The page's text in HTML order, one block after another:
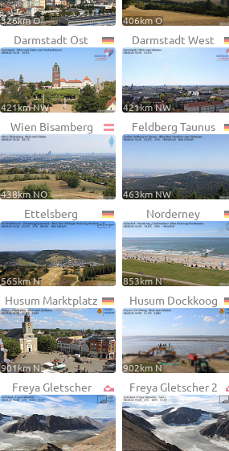
326km O 406km O
Darmstadt Ost
421km NW
Darmstadt West
421km NW
Wien Bisamberg
438km NO
Feldberg Taunus
463km NW
Ettelsberg
565km N
Norderney
853km N
Husum Marktplatz
901km N
Husum Dockkoog
902km N
Freya Gletscher Freya Gletscher 2